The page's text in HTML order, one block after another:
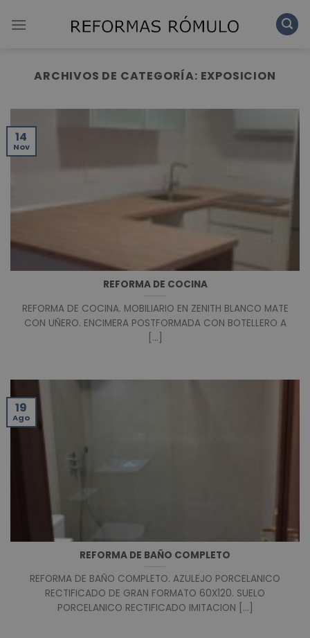
ARCHIVOS DE CATEGORÍA: EXPOSICION
REFORMA DE COCINA
REFORMA DE COCINA. MOBILIARIO EN ZENITH BLANCO MATE
CON UÑERO. ENCIMERA POSTFORMADA CON BOTELLERO A
[...]
14
Nov
REFORMA DE BAÑO COMPLETO
REFORMA DE BAÑO COMPLETO. AZULEJO PORCELANICO
RECTIFICADO DE GRAN FORMATO 60X120. SUELO
PORCELANICO RECTIFICADO IMITACION [...]
19
Ago